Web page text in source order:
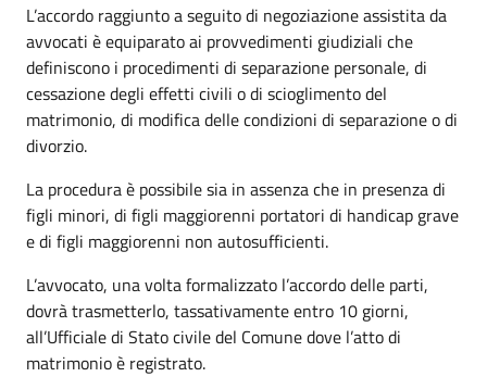
L’accordo raggiunto a seguito di negoziazione assistita da
avvocati è equiparato ai provvedimenti giudiziali che
definiscono i procedimenti di separazione personale, di
cessazione degli effetti civili o di scioglimento del
matrimonio, di modifica delle condizioni di separazione o di
divorzio.
La procedura è possibile sia in assenza che in presenza di
figli minori, di figli maggiorenni portatori di handicap grave
e di figli maggiorenni non autosufficienti.
L’avvocato, una volta formalizzato l’accordo delle parti,
dovrà trasmetterlo, tassativamente entro 10 giorni,
all’Ufficiale di Stato civile del Comune dove l’atto di
matrimonio è registrato.